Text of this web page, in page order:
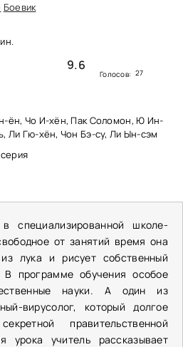
Боевик
9.6
Голосов: 27
ён, Чо И-хён, Пак Соломон, Ю Ин-
Ли Гю-хён, Чон Бэ-су, Ли Ын-сэм
серия
школе-
от занятий время она
лука и рисует собственный
В программе обучения особое
науки. А один из
вирусолог, который долгое
правительственной
урока учитель рассказывает